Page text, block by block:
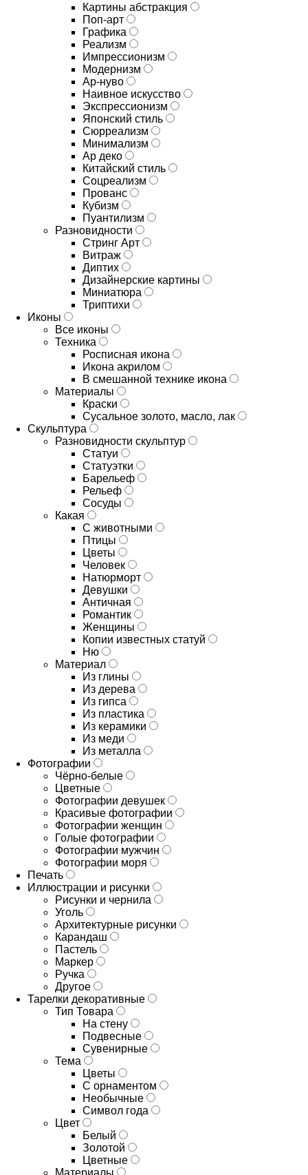
Картины абстракция
Поп-арт
Графика
Реализм
Импрессионизм
Модернизм
Ар-нуво
Наивное искусство
Экспрессионизм
Японский стиль
Сюрреализм
Минимализм
Ар деко
Китайский стиль
Соцреализм
Прованс
Кубизм
Пуантилизм
Разновидности
Стринг Арт
Витраж
Диптих
Дизайнерские картины
Миниатюра
Триптихи
Иконы
Все иконы
Техника
Росписная икона
Икона акрилом
В смешанной технике икона
Материалы
Краски
Сусальное золото, масло, лак
Скульптура
Разновидности скульптур
Статуи
Статуэтки
Барельеф
Рельеф
Сосуды
Какая
С животными
Птицы
Цветы
Человек
Натюрморт
Девушки
Античная
Романтик
Женщины
Копии известных статуй
Ню
Материал
Из глины
Из дерева
Из гипса
Из пластика
Из керамики
Из меди
Из металла
Фотографии
Чёрно-белые
Цветные
Фотографии девушек
Красивые фотографии
Фотографии женщин
Голые фотографии
Фотографии мужчин
Фотографии моря
Печать
Иллюстрации и рисунки
Рисунки и чернила
Уголь
Архитектурные рисунки
Карандаш
Пастель
Маркер
Ручка
Другое
Тарелки декоративные
Тип Товара
На стену
Подвесные
Сувенирные
Тема
Цветы
С орнаментом
Необычные
Символ года
Цвет
Белый
Золотой
Цветные
Материалы